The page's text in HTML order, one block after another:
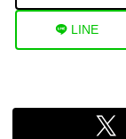
LINE